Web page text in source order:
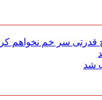
قدرتی سر خم نخواهم
شد